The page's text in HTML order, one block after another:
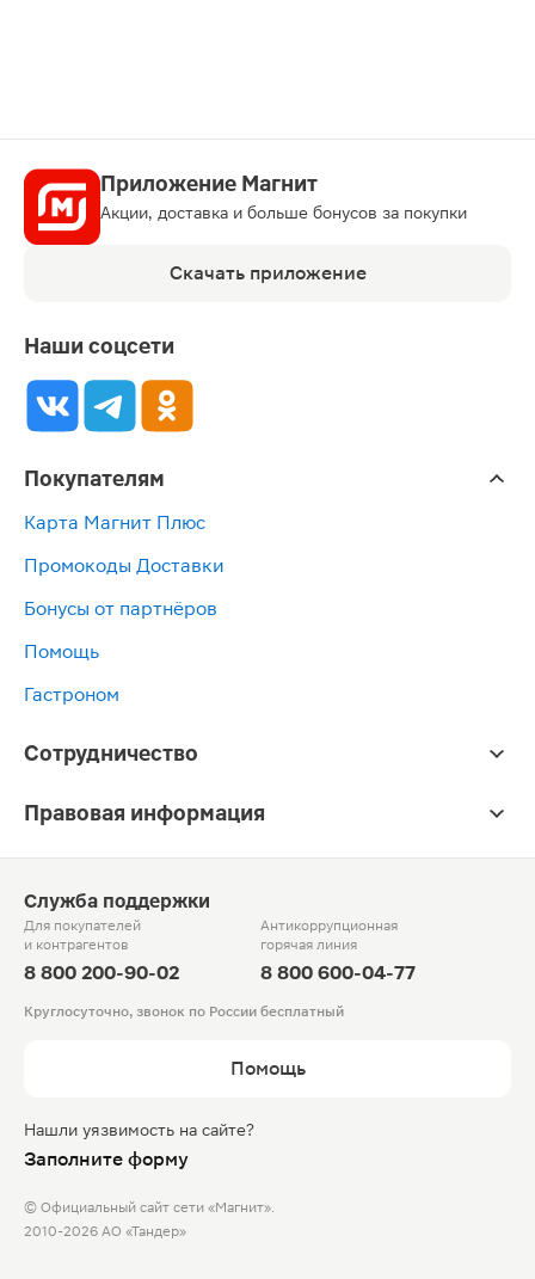
Приложение Магнит
Акции, доставка и больше бонусов за покупки
Скачать приложение
Наши соцсети
Покупателям
Карта Магнит Плюс
Промокоды Доставки
Бонусы от партнёров
Помощь
Гастроном
Сотрудничество
Правовая информация
Служба поддержки
Для покупателей
и контрагентов
8 800 200-90-02
Антикоррупционная
горячая линия
8 800 600-04-77
Круглосуточно, звонок по России бесплатный
Помощь
Нашли уязвимость на сайте?
Заполните форму
© Официальный сайт сети «Магнит».
2010-2026 АО «Тандер»